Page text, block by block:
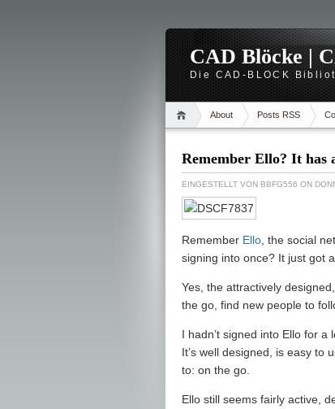
CAD Blöcke |
Die CAD-BLOCK
About Posts RSS
Remember Ello? It has
EINGESTELLT VON BBFG556 ON
Remember Ello , the social
signing into once? It just got
Yes, the attractively
the go, find new people to
I hadn’t signed into Ello for
It’s well designed, is easy to
to: on the go.
Ello still seems fairly active,